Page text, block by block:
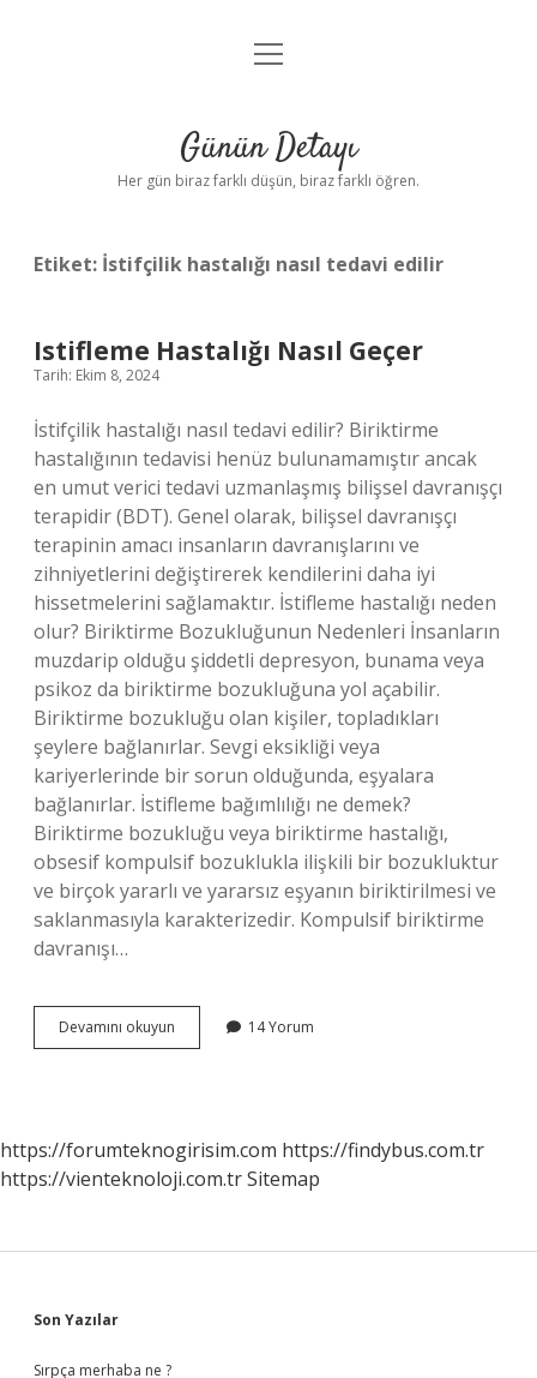
Anasayfa
Yasal Uyarı
menüyü
Günün Detayı
Her gün biraz farklı düşün, biraz farklı öğren.
Etiket: İstifçilik hastalığı nasıl tedavi edilir
Istifleme Hastalığı Nasıl Geçer
Tarih: Ekim 8, 2024
İstifçilik hastalığı nasıl tedavi edilir? Biriktirme
hastalığının tedavisi henüz bulunamamıştır ancak
en umut verici tedavi uzmanlaşmış bilişsel davranışçı
terapidir (BDT). Genel olarak, bilişsel davranışçı
terapinin amacı insanların davranışlarını ve
zihniyetlerini değiştirerek kendilerini daha iyi
hissetmelerini sağlamaktır. İstifleme hastalığı neden
olur? Biriktirme Bozukluğunun Nedenleri İnsanların
muzdarip olduğu şiddetli depresyon, bunama veya
psikoz da biriktirme bozukluğuna yol açabilir.
Biriktirme bozukluğu olan kişiler, topladıkları
şeylere bağlanırlar. Sevgi eksikliği veya
kariyerlerinde bir sorun olduğunda, eşyalara
bağlanırlar. İstifleme bağımlılığı ne demek?
Biriktirme bozukluğu veya biriktirme hastalığı,
obsesif kompulsif bozuklukla ilişkili bir bozukluktur
ve birçok yararlı ve yararsız eşyanın biriktirilmesi ve
saklanmasıyla karakterizedir. Kompulsif biriktirme
davranışı…
Devamını okuyun Istifleme
Hastalığı
14 Yorum
https://forumteknogirisim.com https://findybus.com.tr
https://vienteknoloji.com.trSitemap
Sidebar
Son Yazılar
Sırpça merhaba ne ?